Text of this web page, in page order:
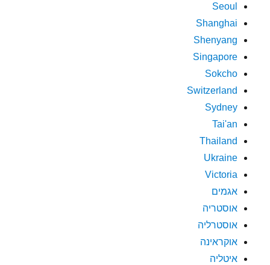
Seoul
Shanghai
Shenyang
Singapore
Sokcho
Switzerland
Sydney
Tai'an
Thailand
Ukraine
Victoria
אגמים
אוסטריה
אוסטרליה
אוקראינה
איטליה